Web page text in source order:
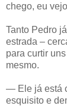
chego, eu
Tanto Pedro
estrada –
para curtir
mesmo.
— Ele já está
esquisito e